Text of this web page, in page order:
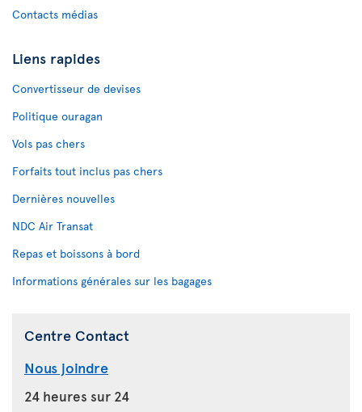
Contacts médias
Liens rapides
Convertisseur de devises
Politique ouragan
Vols pas chers
Forfaits tout inclus pas chers
Dernières nouvelles
NDC Air Transat
Repas et boissons à bord
Informations générales sur les bagages
Centre Contact
Nous joindre
24 heures sur 24